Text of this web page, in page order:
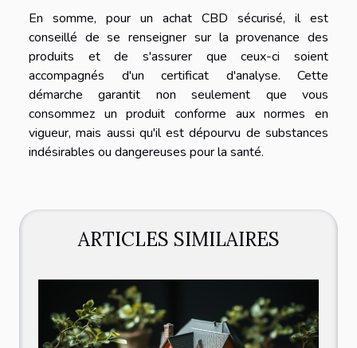
En somme, pour un achat CBD sécurisé, il est
conseillé de se renseigner sur la provenance des
produits et de s'assurer que ceux-ci soient
accompagnés d'un certificat d'analyse. Cette
démarche garantit non seulement que vous
consommez un produit conforme aux normes en
vigueur, mais aussi qu'il est dépourvu de substances
indésirables ou dangereuses pour la santé.
ARTICLES SIMILAIRES